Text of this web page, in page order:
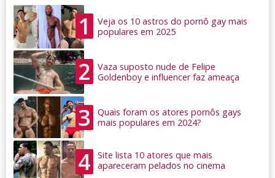
1
Veja os 10 astros do pornô gay mais
populares em 2025
2
Vaza suposto nude de Felipe
Goldenboy e influencer faz ameaça
3
Quais foram os atores pornôs gays
mais populares em 2024?
4
Site lista 10 atores que mais
apareceram pelados no cinema